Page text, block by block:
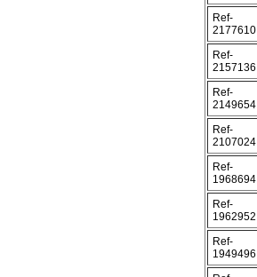
Ref-
2177610
Ref-
2157136
Ref-
2149654
Ref-
2107024
Ref-
1968694
Ref-
1962952
Ref-
1949496